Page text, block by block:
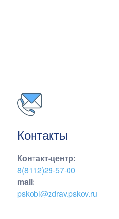
Контакты
Контакт-центр:
8(8112)29-57-00
mail:
pskobl@zdrav.pskov.ru